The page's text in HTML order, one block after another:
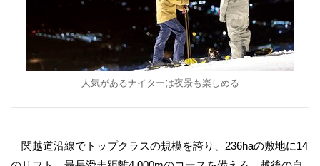
人気があるナイターは夜景も楽しめる
関越道沿線でトップクラスの規模を誇り、236haの敷地に14